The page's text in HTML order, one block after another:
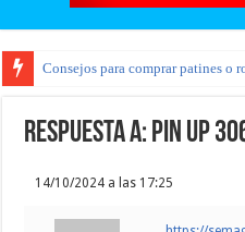
Consejos para comprar patines o
Respuesta a: pin up
14/10/2024 a las 17:25